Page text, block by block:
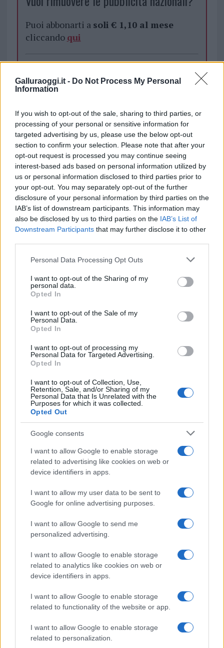
Galluraoggi.it - Do Not Process My Personal
Information
If you wish to opt-out of the sale, sharing to third parties, or
processing of your personal or sensitive information for
targeted advertising by us, please use the below opt-out
section to confirm your selection. Please note that after your
opt-out request is processed you may continue seeing
interest-based ads based on personal information utilized by
us or personal information disclosed to third parties prior to
your opt-out. You may separately opt-out of the further
disclosure of your personal information by third parties on the
IAB’s list of downstream participants. This information may
also be disclosed by us to third parties on the IAB’s List of
Downstream Participants that may further disclose it to other
Please note that this website/app uses one or more Google
not limited to your visit or usage behaviour. You may click to
grant or deny consent to Google and its third-party tags to
use your data for below specified purposes in below Google
consent section.
Personal Data Processing Opt Outs
I want to opt-out of the Sharing of my
personal data.
Opted In
I want to opt-out of the Sale of my
Personal Data.
Opted In
I want to opt-out of processing my
Personal Data for Targeted Advertising.
Opted In
I want to opt-out of Collection, Use,
Retention, Sale, and/or Sharing of my
Personal Data that Is Unrelated with the
Purposes for which it was collected.
Opted Out
Google consents
I want to allow Google to enable storage
related to advertising like cookies on web or
device identifiers in apps.
I want to allow my user data to be sent to
Google for online advertising purposes.
I want to allow Google to send me
personalized advertising.
I want to allow Google to enable storage
related to analytics like cookies on web or
device identifiers in apps.
I want to allow Google to enable storage
related to functionality of the website or app.
I want to allow Google to enable storage
related to personalization.
Puoi abbonarti a soli € 1,10 al mese
cliccando qui
Sei già abbonato?
Puoi effettuare l'accesso andando nella
cliccandoqui
TEMI: Gallura Protezione Civile
Inviaci le tue segnalazioni,
i tuoi video e le tue foto
Su WhatsApp al numero +39
345 356 7512
Notizie in tempo reale?
Entra nel canale telegram di
GalluraOggi.it
Ricevi le nostre ultime news
Condividi l'articolo
F
a
ce
o
o
k
T
w
it
te
r
Pi
n
te
st
h
at
A
p
p
h
a
re
Articolo precedente
NOTIZIE RECENTI
Le previsioni meteo per il weekend a Olbia e in
Gallura
Michelle Hunziker in Gallura, bella anche dal
vivo: un amico vip svela come fa
Calangianus, dopo le polemiche il centro